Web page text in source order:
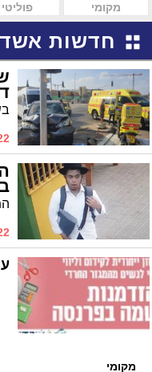
מקומי פוליטי
חדשות
מקומי